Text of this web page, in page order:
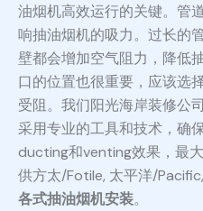
油烟机高效运行的关键。管
响抽油烟机的吸力。过长的
壁都会增加空气阻力，降低
口的位置也很重要，应该选
受阻。我们阳光海岸装修公
采用专业的工具和技术，确
ducting和venting效果，最
供方太/Fotile, 太平洋/
各式抽油烟机安装。